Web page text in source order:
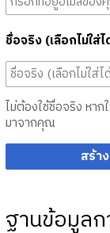
ชื่อจริง (เลือกไม่ใส่ไ
ไม่ต้องใช้ชื่อจริง หา
มาจากคุณ
สร้า
ฐานข้อมูล